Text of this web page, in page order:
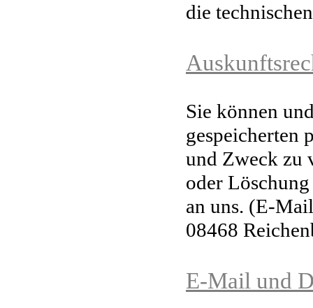
die
Sie können
gespeicherten
und Zweck zu
oder
an uns. (E-Ma
08468
E-Mail und